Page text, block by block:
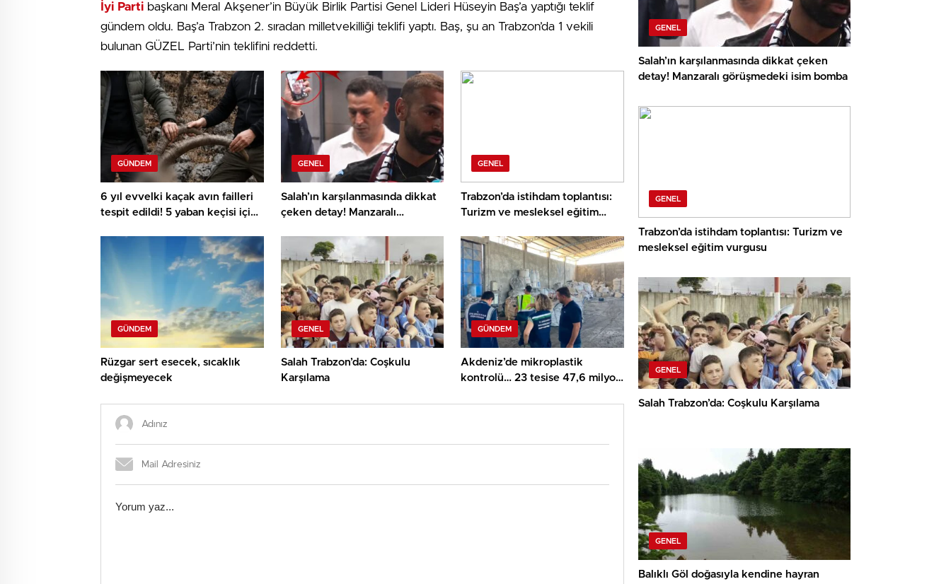
İyi Parti başkanı Meral Akşener’in Büyük Birlik Partisi Genel Lideri Hüseyin Baş’a yaptığı teklif
gündem oldu. Baş’a Trabzon 2. sıradan milletvekilliği teklifi yaptı. Baş, şu an Trabzon’da 1 vekili
bulunan GÜZEL Parti’nin teklifini reddetti.
GÜNDEM
6 yıl evvelki kaçak avın failleri
tespit edildi! 5 yaban keçisi için
GENEL
Salah’ın karşılanmasında dikkat
çeken detay! Manzaralı
GENEL
Trabzon’da istihdam toplantısı:
Turizm ve mesleksel eğitim
GÜNDEM
Rüzgar sert esecek, sıcaklık
değişmeyecek
GENEL
Salah Trabzon’da: Coşkulu
Karşılama
GÜNDEM
Akdeniz’de mikroplastik
kontrolü… 23 tesise 47,6 milyon
GENEL
Salah’ın karşılanmasında dikkat çeken
detay! Manzaralı görüşmedeki isim bomba
GENEL
Trabzon’da istihdam toplantısı: Turizm ve
mesleksel eğitim vurgusu
GENEL
Salah Trabzon’da: Coşkulu Karşılama
GENEL
Balıklı Göl doğasıyla kendine hayran